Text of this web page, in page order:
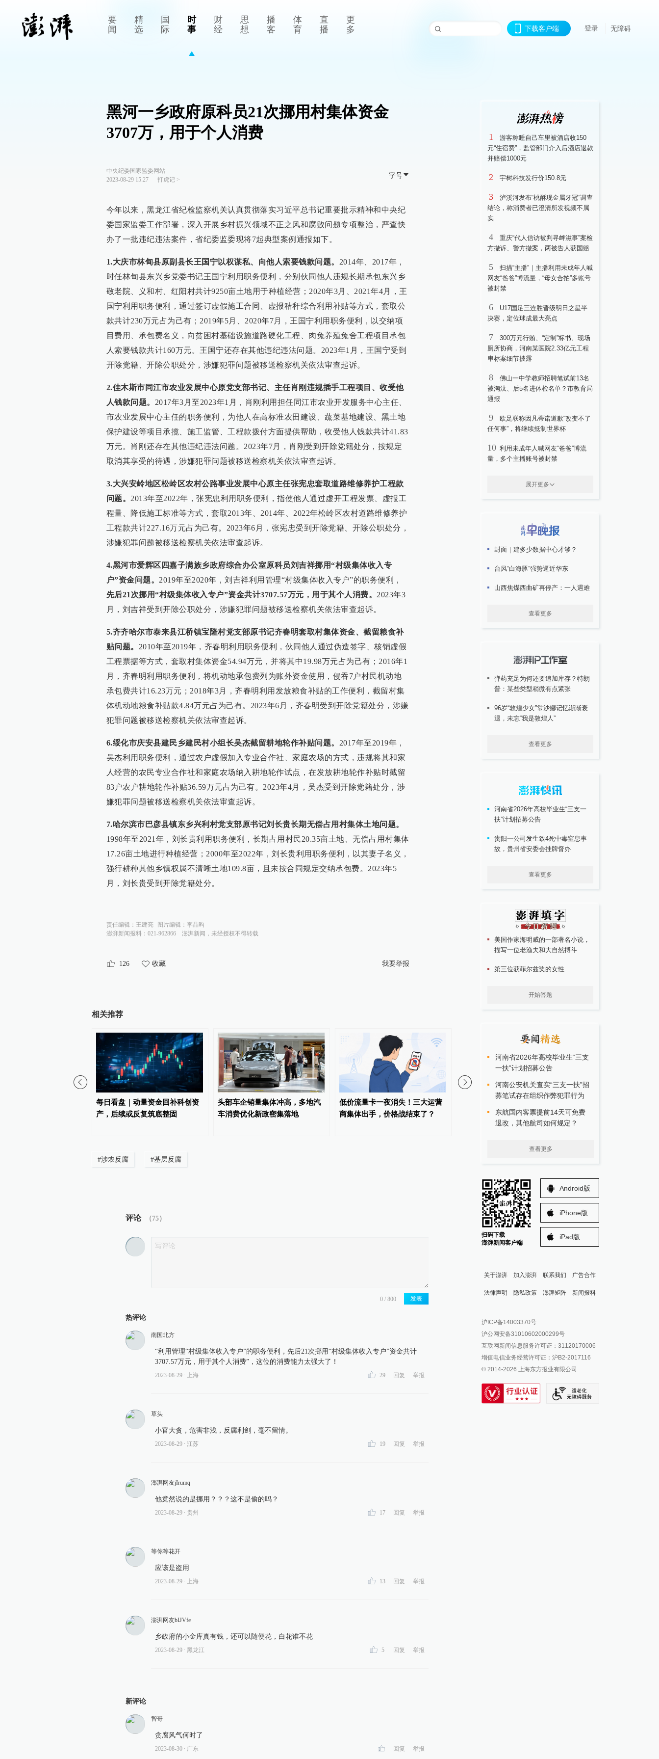
要
闻
精
选
国
际
时
事
财
经
思
想
播
客
体
育
直
播
更
多
下载客户端 登录 无障碍
黑河一乡政府原科员21次挪用村集体资金
3707万，用于个人消费
中央纪委国家监委网站
2023-08-29 15:27
打虎记>
字号
今年以来，黑龙江省纪检监察机关认真贯彻落实习近平总书记重要批示精神和中央纪
委国家监委工作部署，深入开展乡村振兴领域不正之风和腐败问题专项整治，严查快
办了一批违纪违法案件，省纪委监委现将7起典型案例通报如下。
1.大庆市林甸县原副县长王国宁以权谋私、向他人索要钱款问题。 2014年、2017年，
时任林甸县东兴乡党委书记王国宁利用职务便利，分别伙同他人违规长期承包东兴乡
敬老院、义和村、红阳村共计9250亩土地用于种植经营；2020年3月、2021年4月，王
国宁利用职务便利，通过签订虚假施工合同、虚报秸秆综合利用补贴等方式，套取公
款共计230万元占为己有；2019年5月、2020年7月，王国宁利用职务便利，以交纳项
目费用、承包费名义，向贫困村基础设施道路硬化工程、肉兔养殖兔舍工程项目承包
人索要钱款共计160万元。王国宁还存在其他违纪违法问题。2023年1月，王国宁受到
开除党籍、开除公职处分，涉嫌犯罪问题被移送检察机关依法审查起诉。
2.佳木斯市同江市农业发展中心原党支部书记、主任肖刚违规插手工程项目、收受他
人钱款问题。 2017年3月至2023年1月，肖刚利用担任同江市农业开发服务中心主任、
市农业发展中心主任的职务便利，为他人在高标准农田建设、蔬菜基地建设、黑土地
保护建设等项目承揽、施工监管、工程款拨付方面提供帮助，收受他人钱款共计41.83
万元。肖刚还存在其他违纪违法问题。2023年7月，肖刚受到开除党籍处分，按规定
取消其享受的待遇，涉嫌犯罪问题被移送检察机关依法审查起诉。
3.大兴安岭地区松岭区农村公路事业发展中心原主任张宪忠套取道路维修养护工程款
问题。 2013年至2022年，张宪忠利用职务便利，指使他人通过虚开工程发票、虚报工
程量、降低施工标准等方式，套取2013年、2014年、2022年松岭区农村道路维修养护
工程款共计227.16万元占为己有。2023年6月，张宪忠受到开除党籍、开除公职处分，
涉嫌犯罪问题被移送检察机关依法审查起诉。
4.黑河市爱辉区四嘉子满族乡政府综合办公室原科员刘吉祥挪用“村级集体收入专
户”资金问题。 2019年至2020年，刘吉祥利用管理“村级集体收入专户”的职务便利，
先后21次挪用“村级集体收入专户”资金共计3707.57万元，用于其个人消费。 2023年3
月，刘吉祥受到开除公职处分，涉嫌犯罪问题被移送检察机关依法审查起诉。
5.齐齐哈尔市泰来县江桥镇宝隆村党支部原书记齐春明套取村集体资金、截留粮食补
贴问题。 2010年至2019年，齐春明利用职务便利，伙同他人通过伪造签字、核销虚假
工程票据等方式，套取村集体资金54.94万元，并将其中19.98万元占为己有；2016年1
月，齐春明利用职务便利，将机动地承包费列为账外资金使用，侵吞7户村民机动地
承包费共计16.23万元；2018年3月，齐春明利用发放粮食补贴的工作便利，截留村集
体机动地粮食补贴款4.84万元占为己有。2023年6月，齐春明受到开除党籍处分，涉嫌
犯罪问题被移送检察机关依法审查起诉。
6.绥化市庆安县建民乡建民村小组长吴杰截留耕地轮作补贴问题。 2017年至2019年，
吴杰利用职务便利，通过农户虚假加入专业合作社、家庭农场的方式，违规将其和家
人经营的农民专业合作社和家庭农场纳入耕地轮作试点，在发放耕地轮作补贴时截留
83户农户耕地轮作补贴36.59万元占为己有。2023年4月，吴杰受到开除党籍处分，涉
嫌犯罪问题被移送检察机关依法审查起诉。
7.哈尔滨市巴彦县镇东乡兴利村党支部原书记刘长贵长期无偿占用村集体土地问题。
1998年至2021年，刘长贵利用职务便利，长期占用村民20.35亩土地、无偿占用村集体
17.26亩土地进行种植经营；2000年至2022年，刘长贵利用职务便利，以其妻子名义，
强行耕种其他乡镇权属不清晰土地109.8亩，且未按合同规定交纳承包费。2023年5
月，刘长贵受到开除党籍处分。
责任编辑： 王建亮 图片编辑： 李晶昀
澎湃新闻报料：021-962866
澎湃新闻，未经授权不得转载
126 收藏 我要举报
相关推荐
每日看盘｜动量资金回补科创资
产，后续或反复筑底整固
头部车企销量集体冲高，多地汽
车消费优化新政密集落地
低价流量卡一夜消失！三大运营
商集体出手，价格战结束了？
科创资产，动量资金或转向微盘
产，后续或反复筑底整
#涉农反腐 #基层反腐
评论 （75）
发表
热评论
南国北方
“利用管理“村级集体收入专户”的职务便利，先后21次挪用“村级集体收入专户”资金共计
3707.57万元，用于其个人消费”，这位的消费能力太强大了！
2023-08-29 ∙ 上海 29 回复 举报
草头
小官大贪，危害非浅，反腐利剑，毫不留情。
2023-08-29 ∙ 江苏 19 回复 举报
澎湃网友jIrumq
他竟然说的是挪用？？？这不是偷的吗？
2023-08-29 ∙ 贵州 17 回复 举报
等你等花开
应该是盗用
2023-08-29 ∙ 上海 13 回复 举报
澎湃网友bIJVfe
乡政府的小金库真有钱，还可以随便花，白花谁不花
2023-08-29 ∙ 黑龙江 5 回复 举报
新评论
智哥
贪腐风气何时了
2023-08-30 ∙ 广东 回复 举报
1
游客称睡自己车里被酒店收150
元“住宿费”，监管部门介入后酒店退款
并赔偿1000元
2 宇树科技发行价150.8元
3
泸溪河发布“桃酥现金属牙冠”调查
结论，称消费者已澄清所发视频不属
实
4
重庆“代人信访被判寻衅滋事”案检
方撤诉、警方撤案，两被告人获国赔
5
扫描“主播”｜主播利用未成年人喊
网友“爸爸”博流量，“母女合拍”多账号
被封禁
6
U17国足三连胜晋级明日之星半
决赛，定位球成最大亮点
7
300万元行贿、“定制”标书、现场
厕所协商，河南某医院2.33亿元工程
串标案细节披露
8
佛山一中学教师招聘笔试前13名
被淘汰、后5名进体检名单？市教育局
通报
9
欧足联称因凡蒂诺道歉“改变不了
任何事”，将继续抵制世界杯
10 利用未成年人喊网友“爸爸”博流
量，多个主播账号被封禁
展开更多
封面｜建多少数据中心才够？
台风“白海豚”强势逼近华东
山西焦煤西曲矿再停产：一人遇难
查看更多
弹药充足为何还要追加库存？特朗
普：某些类型稍微有点紧张
96岁“敦煌少女”常沙娜记忆渐渐衰
退，未忘“我是敦煌人”
查看更多
河南省2026年高校毕业生“三支一
扶”计划招募公告
贵阳一公司发生致4死中毒窒息事
故，贵州省安委会挂牌督办
查看更多
美国作家海明威的一部著名小说，
描写一位老渔夫和大自然搏斗
第三位获菲尔兹奖的女性
开始答题
河南省2026年高校毕业生“三支
一扶”计划招募公告
河南公安机关查实“三支一扶”招
募笔试存在组织作弊犯罪行为
东航国内客票提前14天可免费
退改，其他航司如何规定？
查看更多
扫码下载
澎湃新闻客户端
Android版
iPhone版
iPad版
关于澎湃 加入澎湃 联系我们 广告合作
法律声明 隐私政策 澎湃矩阵
澎湃新闻公众号
澎湃新闻抖音号
派生万物开放平台
IP SHANGHAI
SIXTH TONE
新闻报料
报料邮箱: news@thepaper.cn
沪ICP备14003370号
沪公网安备31010602000299号
互联网新闻信息服务许可证：31120170006
增值电信业务经营许可证：沪B2-2017116
© 2014-2026 上海东方报业有限公司